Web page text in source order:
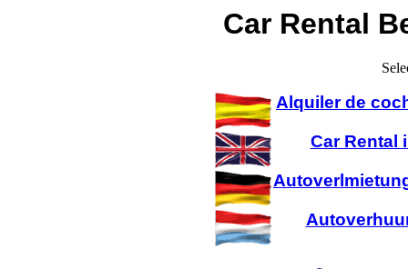
Car Rental
Alquiler de
Car Rental